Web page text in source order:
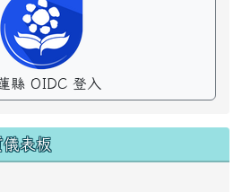
縣 OIDC 登入
表板